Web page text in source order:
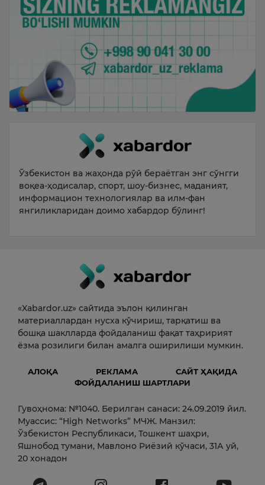
Ўзбекистон ва жаҳонда рўй бераётган энг сўнгги
воқеа-ҳодисалар, спорт, шоу-бизнес, маданият,
информацион технологиялар ва илм-фан
янгиликларидан доимо хабардор бўлинг!
«Xabardor.uz» сайтида эълон қилинган
материаллардан нусха кўчириш, тарқатиш ва
бошқа шаклларда фойдаланиш фақат таҳририят
ёзма розилиги билан амалга оширилиши мумкин.
АЛОҚА РЕКЛАМА
САЙТ ҲАҚИДА
ФОЙДАЛАНИШ ШАРТЛАРИ
Гувоҳнома: №1040. Берилган санаси: 24.09.2019 йил.
Муассис: “High Networks” МЧЖ. Манзил:
Ўзбекистон Республикаси, Тошкент шаҳри,
Яшнобод тумани, Мавлоно Риёзий кўчаси, 31А уй,
20 хонадон